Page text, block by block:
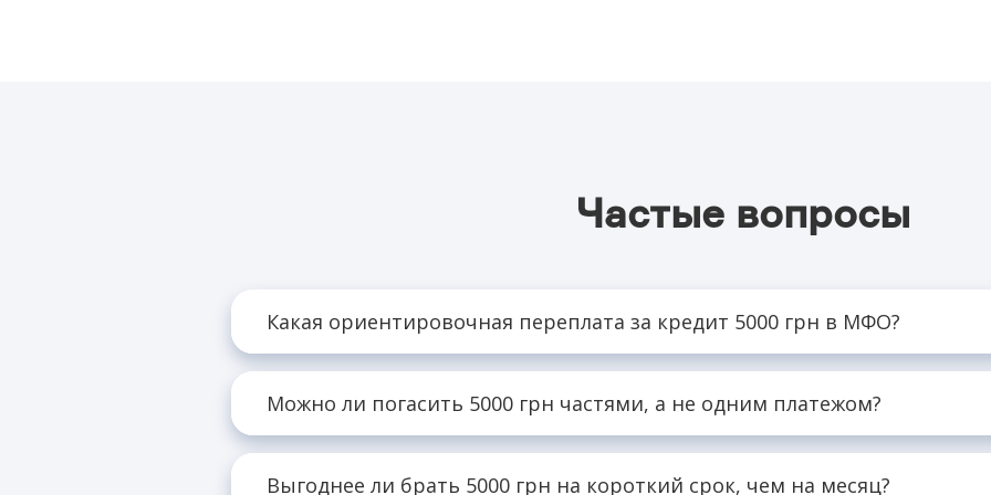
Частые вопросы
Какая ориентировочная переплата за кредит 5000 грн в МФО?
По акционной ставке для новых клиентов переплата
Можно ли погасить 5000 грн частями, а не одним платежом?
Зависит от условий конкретного продукта.
Выгоднее ли брать 5000 грн на короткий срок, чем на месяц?